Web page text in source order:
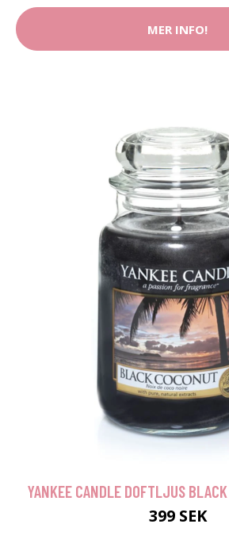
MER INFO!
YANKEE CANDLE DOFTLJUS
399 SEK